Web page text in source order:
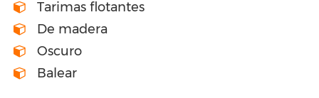
Tarimas flotantes
De madera
Oscuro
Balear